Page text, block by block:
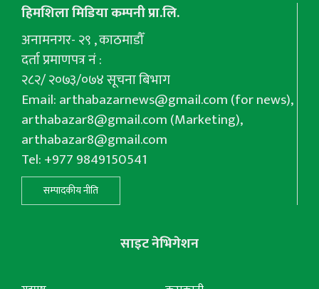
हिमशिला मिडिया कम्पनी प्रा.लि.
अनामनगर- २९ , काठमाडौँ
दर्ता प्रमाणपत्र नं :
२८२/ २०७३/०७४ सूचना बिभाग
Email:arthabazarnews@gmail.com(for news),
arthabazar8@gmail.com(Marketing),
arthabazar8@gmail.com
Tel: +977 9849150541
सम्पादकीय नीति
साइट नेभिगेशन